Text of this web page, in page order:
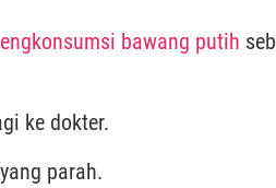
bawang putih
ke dokter.
parah.